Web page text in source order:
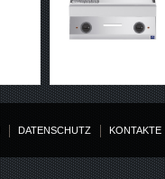
DATENSCHUTZ KONTAKTE